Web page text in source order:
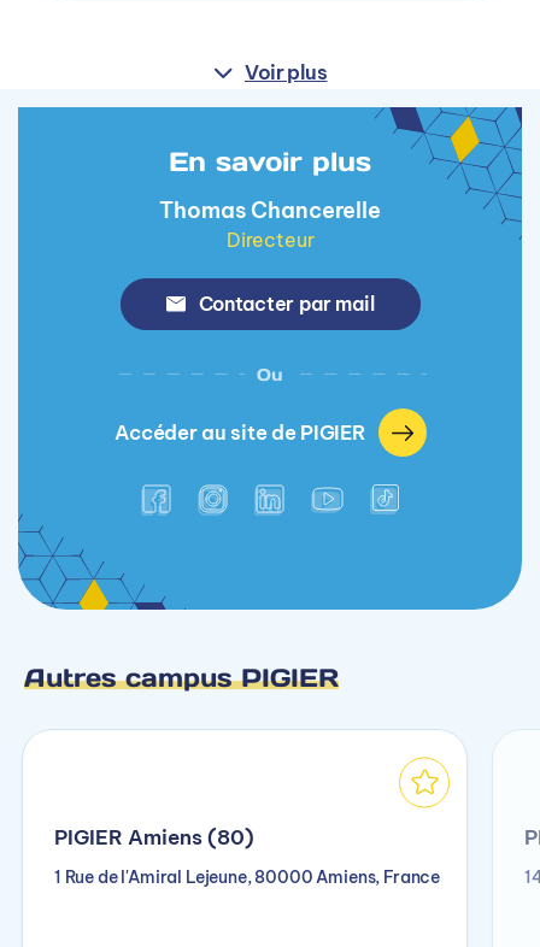
Voir plus
En savoir plus
Thomas Chancerelle
Directeur
Contacter par mail
Ou
Accéder au site de PIGIER
Autres campus PIGIER
PIGIER Amiens (80)
1 Rue de l'Amiral Lejeune, 80000 Amiens, France